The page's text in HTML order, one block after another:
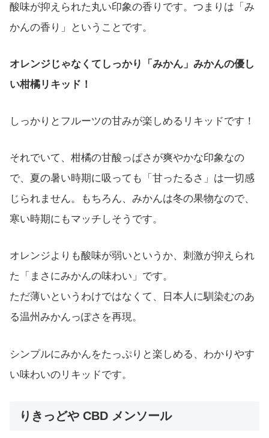
酸味が抑えられた丸い印象の香りです。つまりは「み
かんの香り」ということです。
オレンジじゃなくてしっかり「みかん」みかんの優し
い柑橘リキッド！
しっかりとフルーツの甘みが楽しめるリキッドです！
それでいて、柑橘の甘酸っぱさが爽やかな印象なの
で、夏の暑い時期に吸っても「甘ったるさ」は一切感
じられません。もちろん、みかんは冬の果物なので、
寒い時期にもマッチしそうです。
オレンジよりも酸味が弱いというか、刺激が抑えられ
た「まさにみかんの味わい」です。
ただ薄いというわけではなくて、日本人に馴染むのあ
る温州みかんっぽさを再現。
シンプルにみかんをたっぷりと楽しめる、わかりやす
い味わいのリキッドです。
りきっどや CBD メンソール